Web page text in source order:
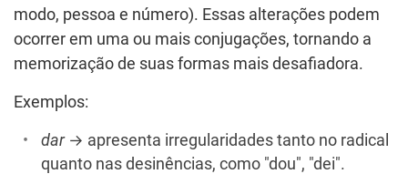
modo, pessoa e número). Essas alterações podem
ocorrer em uma ou mais conjugações, tornando a
memorização de suas formas mais desafiadora.
Exemplos:
dar → apresenta irregularidades tanto no radical
quanto nas desinências, como "dou", "dei".